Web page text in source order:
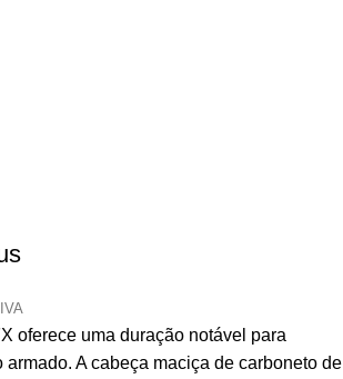
oferece uma duração notável para
armado. A cabeça maciça de carboneto de